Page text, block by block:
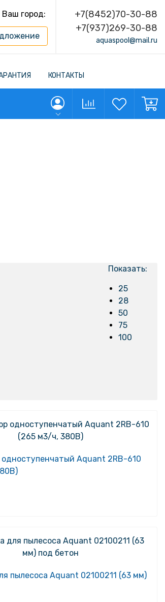
Ваш город:
+7(8452)70-30-88
+7(937)269-30-88
aquaspool@mail.ru
КОНТАКТЫ
Показать:
25
28
50
75
100
одноступенчатый Aquant 2RB-610
пылесоса Aquant 02100211 (63 мм)